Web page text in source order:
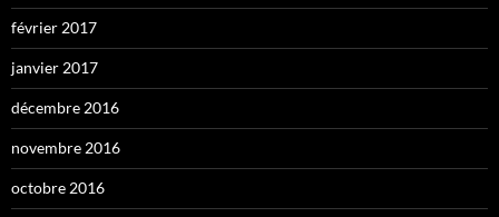
février 2017
janvier 2017
décembre 2016
novembre 2016
octobre 2016